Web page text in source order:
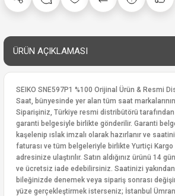
ÜRÜN AÇIKLAMASI
SEIKO SNE597P1 %100 Orijinal Ürün & Resmi
Saat, bünyesinde yer alan tüm saat markalarının
Siparişiniz, Türkiye resmi distribütörü
garanti belgesiyle birlikte gönderilir. Garanti
kaşelenip ıslak imzalı olarak hazırlanır ve
faturası ve tüm belgeleriyle birlikte Yurtiçi
adresinize ulaştırılır. Satın aldığınız ürünü 14
ve ücretsiz iade edebilirsiniz. Saatinizi
bileğinizde denemek veya sipariş sonrası
yüze gerçekleştirmek isterseniz; İstanbul